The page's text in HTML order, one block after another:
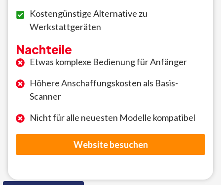
Kostengünstige Alternative zu
Werkstattgeräten
Nachteile
Etwas komplexe Bedienung für Anfänger
Höhere Anschaffungskosten als Basis-
Scanner
Nicht für alle neuesten Modelle kompatibel
Website besuchen